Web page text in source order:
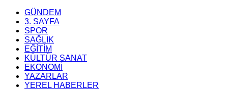
GÜNDEM
3. SAYFA
SPOR
SAĞLIK
EĞİTİM
KÜLTÜR SANAT
EKONOMİ
YAZARLAR
YEREL HABERLER